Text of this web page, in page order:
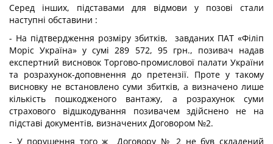
Серед інших, підставами для відмови у позові стали
наступні обставини :
- На підтвердження розміру збитків, завданих ПАТ «Філіп
Моріс Україна» у сумі 289 572, 95 грн., позивач надав
експертний висновок Торгово-промислової палати України
та розрахунок-доповнення до претензії. Проте у такому
висновку не встановлено суми збитків, а визначено лише
кількість пошкодженого вантажу, а розрахунок суми
страхового відшкодування позивачем здійснено не на
підставі документів, визначених Договором №2.
- У порушення того ж Договору № 2 не був складений